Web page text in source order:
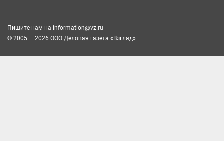
Пишите нам на information@vz.ru
© 2005 — 2026 ООО Деловая газета «Взгляд»